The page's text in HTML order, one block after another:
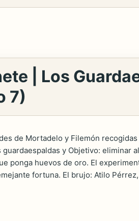
| Los
7)
de Mortadelo y Filemón
y Objetivo: eliminar
ponga huevos de oro. El
fortuna. El brujo: Atilo Pérrez,